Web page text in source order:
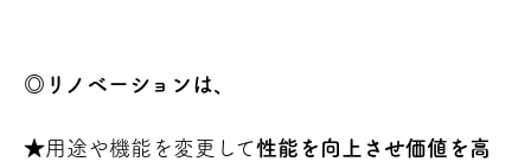
◎リノベーションは、
★用途や機能を変更して性能を向上させ価値を高